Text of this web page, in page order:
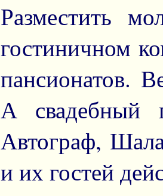
Разместить
гостиничном
пансионатов.
А свадебный
Автограф,
и их гостей